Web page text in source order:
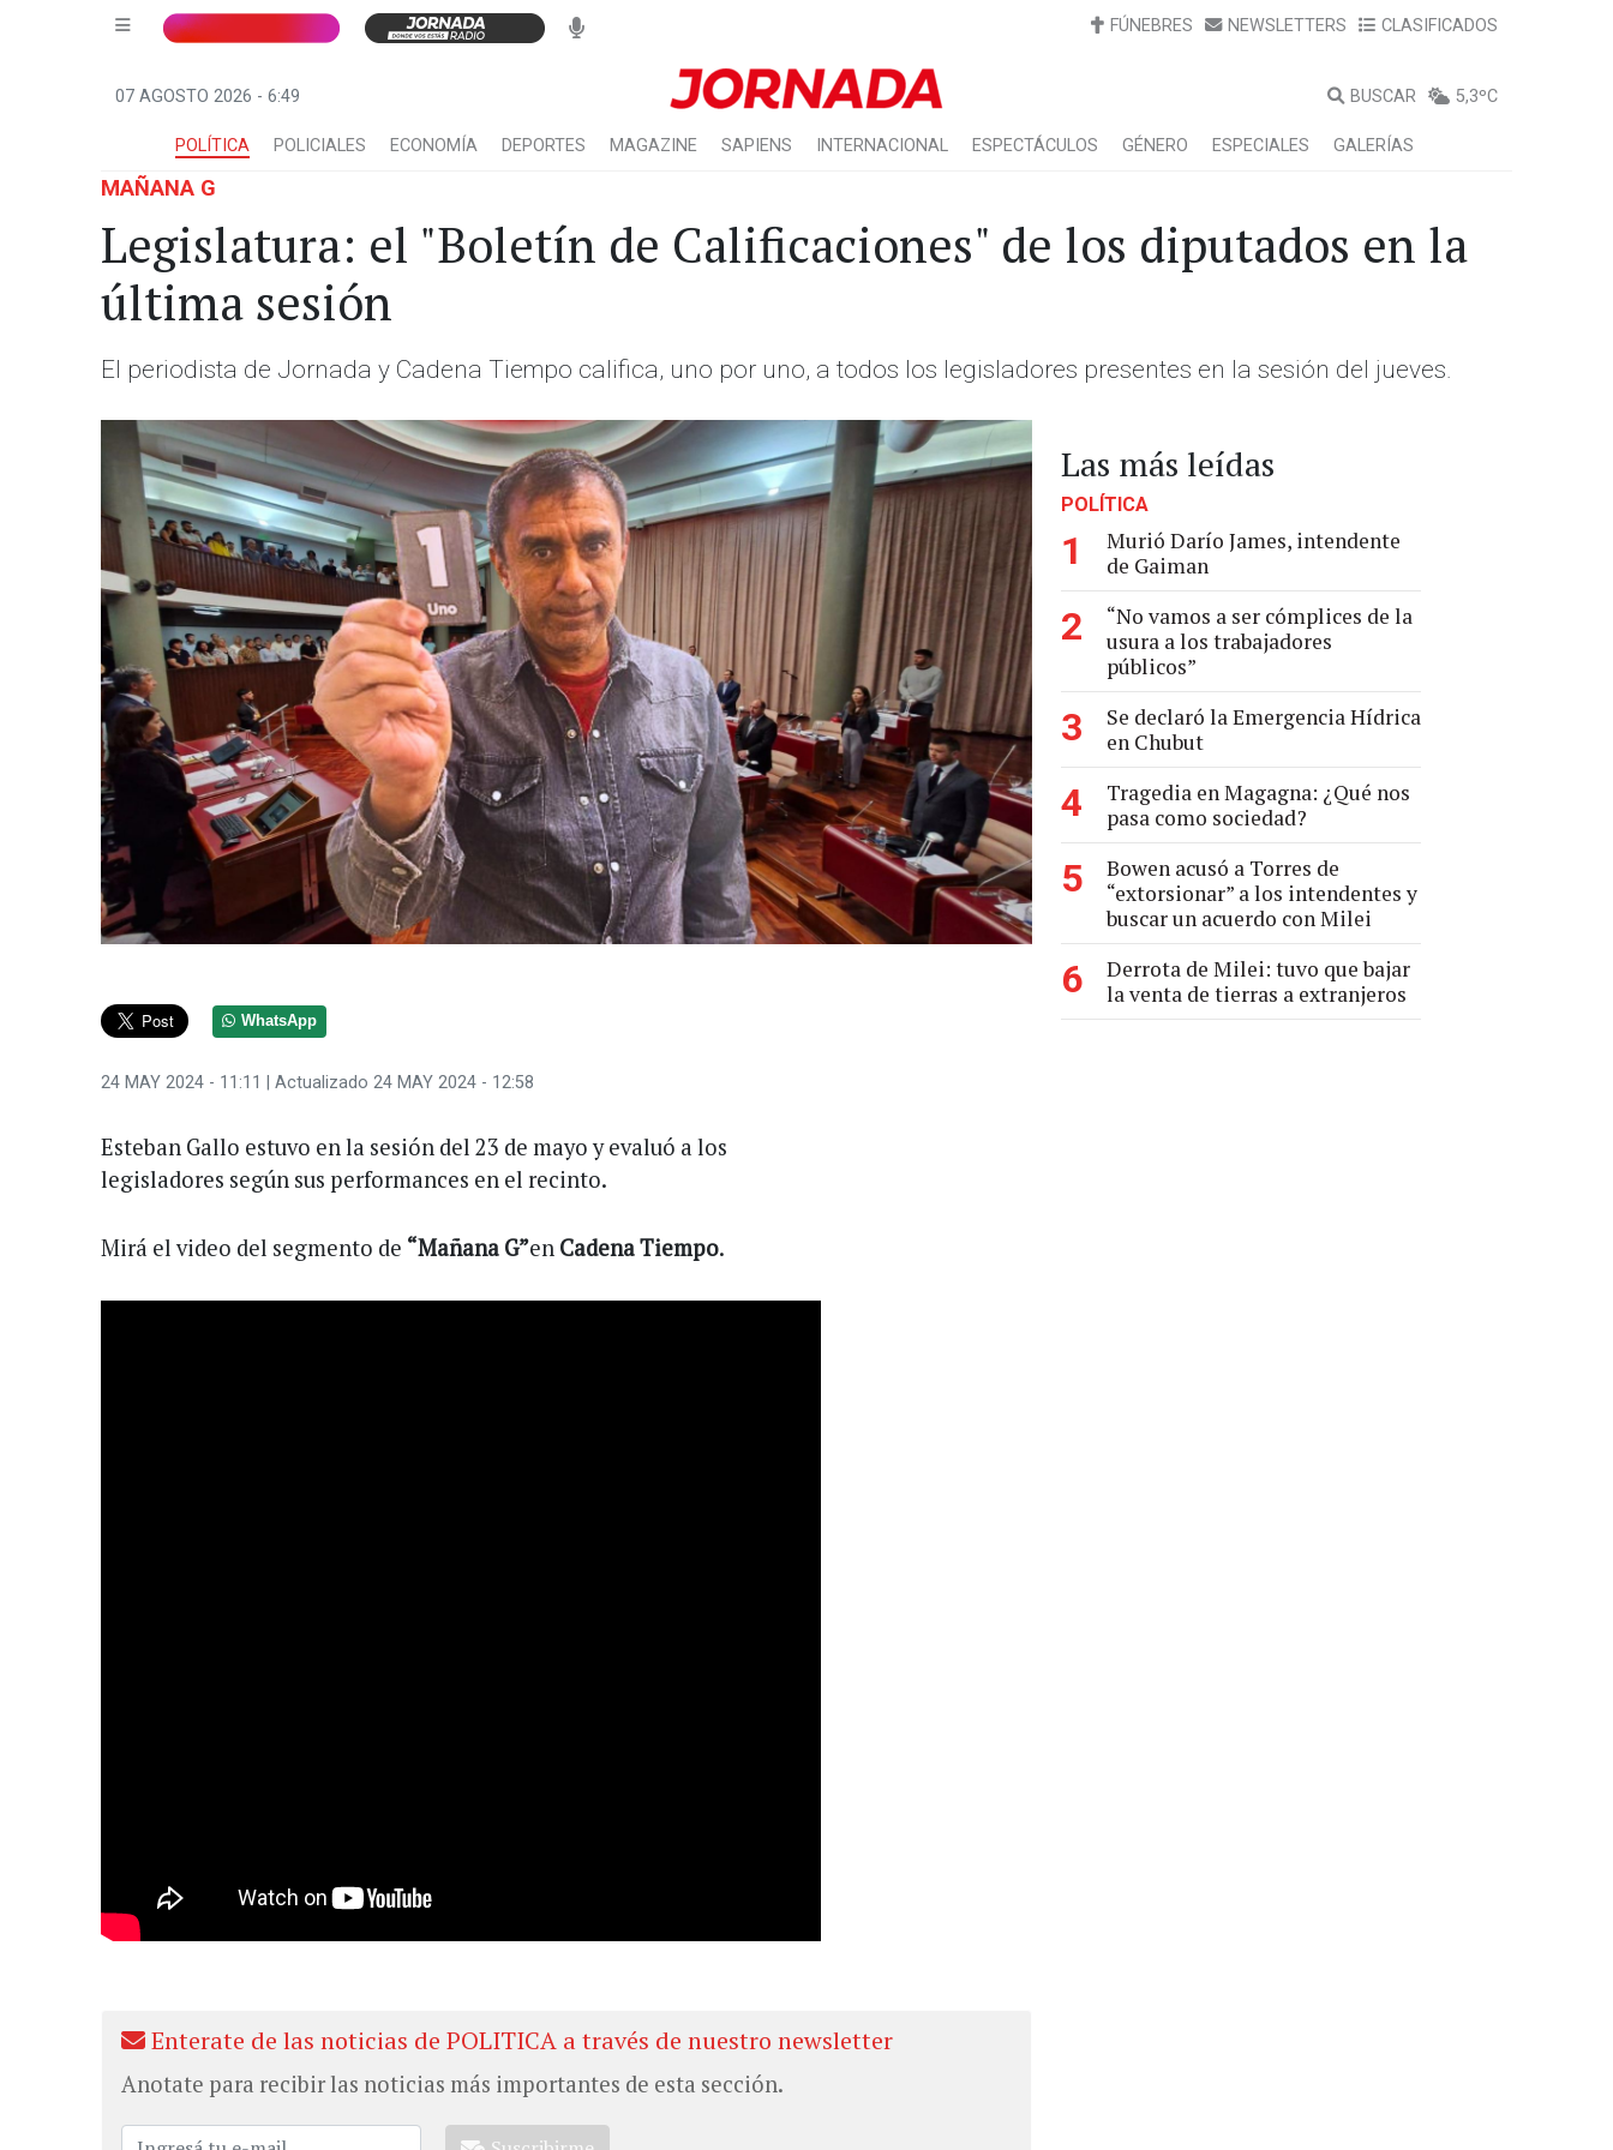
FÚNEBRES NEWSLETTERS CLASIFICADOS
07 AGOSTO 2026 - 6:49 BUSCAR 5,3ºC
POLÍTICA POLICIALES ECONOMÍA DEPORTES MAGAZINE SAPIENS INTERNACIONAL ESPECTÁCULOS GÉNERO ESPECIALES GALERÍAS
MAÑANA G
Legislatura: el "Boletín de Calificaciones" de los diputados en la
última sesión
El periodista de Jornada y Cadena Tiempo califica, uno por uno, a todos los legisladores presentes en la sesión del jueves.
WhatsApp
24 MAY 2024 - 11:11 | Actualizado 24 MAY 2024 - 12:58
Esteban Gallo estuvo en la sesión del 23 de mayo y evaluó a los
legisladores según sus performances en el recinto.
Mirá el video del segmento de “Mañana G”en Cadena Tiempo.
Enterate de las noticias de POLITICA a través de nuestro newsletter
Anotate para recibir las noticias más importantes de esta sección.
Las más leídas
POLÍTICA
1
Murió Darío James, intendente
de Gaiman
2
“No vamos a ser cómplices de la
usura a los trabajadores
públicos”
3
Se declaró la Emergencia Hídrica
en Chubut
4
Tragedia en Magagna: ¿Qué nos
pasa como sociedad?
5
Bowen acusó a Torres de
“extorsionar” a los intendentes y
buscar un acuerdo con Milei
6
Derrota de Milei: tuvo que bajar
la venta de tierras a extranjeros